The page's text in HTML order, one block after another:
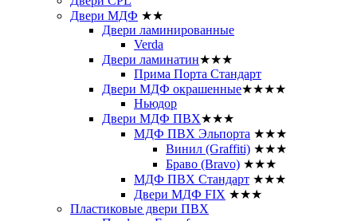
Двери МДФ ★★
Двери ламинированные
Verda
Двери ламинатин★★★
Прима Порта Стандарт
Двери МДФ окрашенные★★★★
Ньюдор
Двери МДФ ПВХ★★★
МДФ ПВХ Эльпорта ★★★
Винил (Graffiti) ★★★
Браво (Bravo) ★★★
МДФ ПВХ Стандарт ★★★
Двери МДФ FIX ★★★
Пластиковые двери ПВХ